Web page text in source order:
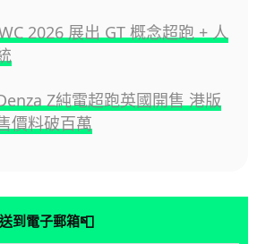
2026 展出 GT 概念超跑 + 人
Z純電超跑英國開售 港版
價料破百萬
到電子郵箱📮